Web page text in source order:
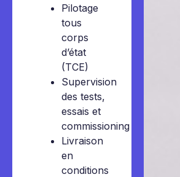
Pilotage
tous
corps
d’état
(TCE)
Supervision
des tests,
essais et
commissioning
Livraison
en
conditions